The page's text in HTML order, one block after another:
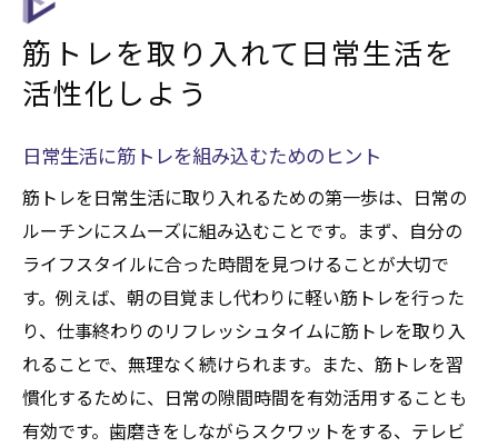
筋トレを取り入れて日常生活を
活性化しよう
日常生活に筋トレを組み込むためのヒント
筋トレを日常生活に取り入れるための第一歩は、日常の
ルーチンにスムーズに組み込むことです。まず、自分の
ライフスタイルに合った時間を見つけることが大切で
す。例えば、朝の目覚まし代わりに軽い筋トレを行った
り、仕事終わりのリフレッシュタイムに筋トレを取り入
れることで、無理なく続けられます。また、筋トレを習
慣化するために、日常の隙間時間を有効活用することも
有効です。歯磨きをしながらスクワットをする、テレビ